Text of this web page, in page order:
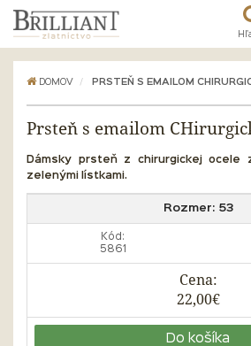
DOMOV PRSTEŇ S EMAILOM
Prsteň s emailom
Dámsky prsteň z chirurgickej ocele
zelenými lístkami.
Rozmer: 53
Kód:
5861
Cena:
22,00€
Do košíka